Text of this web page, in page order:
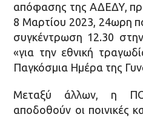
απόφασης της ΑΔΕΔΥ,
8 Μαρτίου 2023, 24ωρη
συγκέντρωση 12.30
«για την εθνική
Παγκόσμια Ημέρα της
Μεταξύ άλλων, η
αποδοθούν οι ποινικές